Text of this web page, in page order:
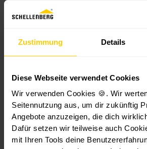
Zustimmung Details
Diese Webseite verwendet Cookies
Wir verwenden Cookies 🍪. Wir
Seitennutzung aus, um dir zukünftig
Angebote anzuzeigen, die dich
Dafür setzen wir teilweise auch
mit Ihren Tools deine
o
P
N
o